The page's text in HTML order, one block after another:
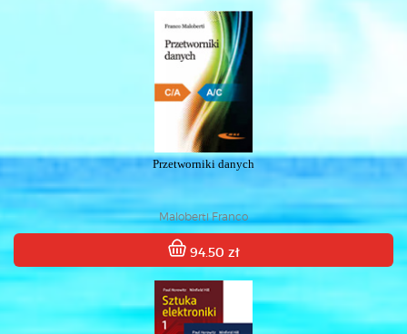
Przetworniki danych
Maloberti Franco
94.50 zł